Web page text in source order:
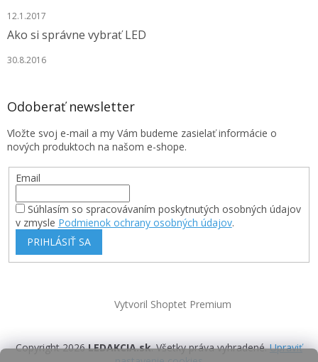
12.1.2017
Ako si správne vybrať LED
30.8.2016
Odoberať newsletter
Vložte svoj e-mail a my Vám budeme zasielať informácie o
nových produktoch na našom e-shope.
Email
Súhlasím so spracovávaním poskytnutých osobných údajov
v zmysle Podmienok ochrany osobných údajov.
PRIHLÁSIŤ SA
Vytvoril Shoptet Premium
Copyright 2026LEDAKCIA.sk. Všetky práva vyhradené.Upraviť